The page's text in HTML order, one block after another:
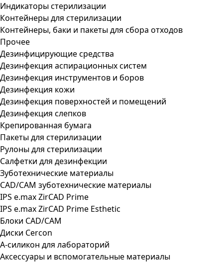
Индикаторы стерилизации
Контейнеры для стерилизации
Контейнеры, баки и пакеты для сбора отходов
Прочее
Дезинфицирующие средства
Дезинфекция аспирационных систем
Дезинфекция инструментов и боров
Дезинфекция кожи
Дезинфекция поверхностей и помещений
Дезинфекция слепков
Крепированная бумага
Пакеты для стерилизации
Рулоны для стерилизации
Салфетки для дезинфекции
Зуботехнические материалы
CAD/CAM зуботехнические материалы
IPS e.max ZirCAD Prime
IPS e.max ZirCAD Prime Esthetic
Блоки CAD/CAM
Диски Cercon
А-силикон для лабораторий
Аксессуары и вспомогательные материалы